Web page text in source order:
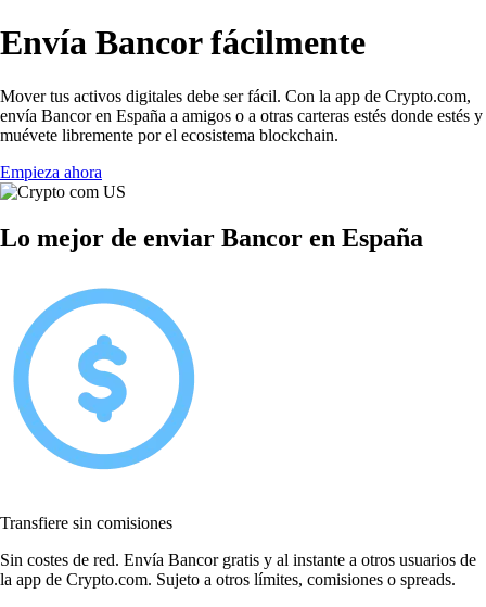
Envía Bancor fácilmente
Mover tus activos digitales debe ser fácil. Con la app de Crypto.com,
envía Bancor en España a amigos o a otras carteras estés donde estés y
muévete libremente por el ecosistema blockchain.
Empieza ahora
Lo mejor de enviar Bancor en España
Transfiere sin comisiones
Sin costes de red. Envía Bancor gratis y al instante a otros usuarios de
la app de Crypto.com. Sujeto a otros límites, comisiones o spreads.